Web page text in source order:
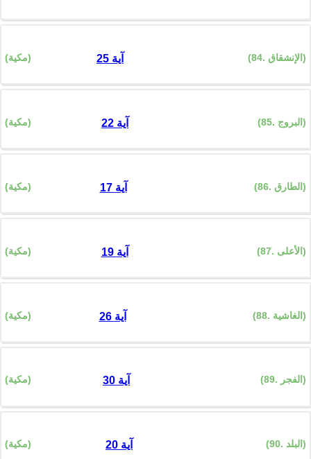
(84. الإنشقاق) (مكية) 25 آية
(85. البروج) (مكية) 22 آية
(86. الطارق) (مكية) 17 آية
(87. الأعلى) (مكية) 19 آية
(88. الغاشية) (مكية) 26 آية
(89. الفجر) (مكية) 30 آية
(90. البلد) (مكية) 20 آية